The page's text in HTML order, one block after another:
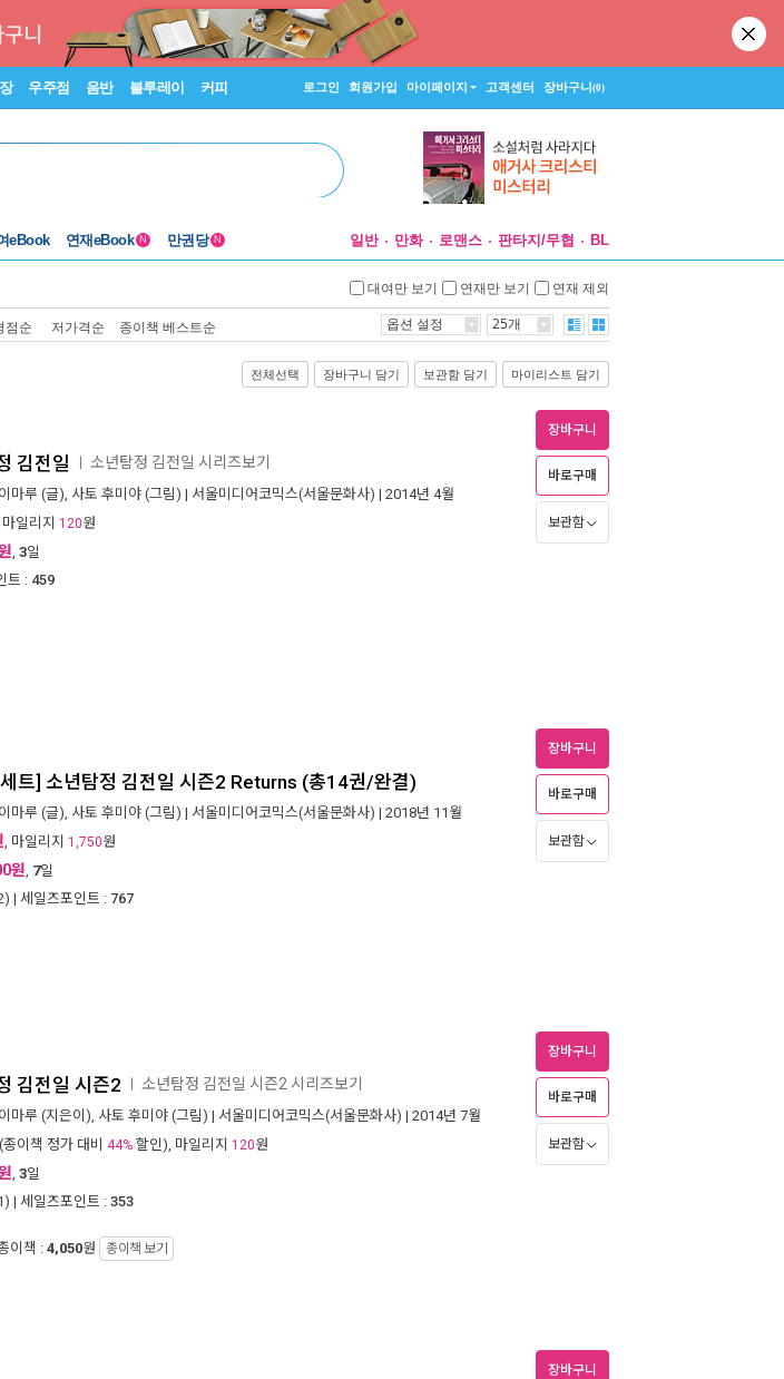
우주점 음반 블루레이 커피 로그인 회원가입 마이페이지 고객센터 장바구니(0)
eBook 연재eBook N 만권당 N 일반 만화 로맨스 판타지/무협 BL
대여만 보기 연재만 보기 연재 제외
점순 저가격순 종이책 베스트순 옵션 설정 25개
전체선택 장바구니 담기 보관함 담기 마이리스트 담기
김전일 소년탐정 김전일 시리즈보기
마루 (글), 사토 후미야 (그림) | 서울미디어코믹스(서울문화사) | 2014년 4월
일리지 120원
, 3일
트 : 459
장바구니
바로구매
보관함
트] 소년탐정 김전일 시즌2 Returns (총14권/완결)
마루 (글), 사토 후미야 (그림) | 서울미디어코믹스(서울문화사) | 2018년 11월
, 마일리지 1,750원
원, 7일
) | 세일즈포인트 : 767
장바구니
바로구매
보관함
김전일 시즌2 소년탐정 김전일 시즌2 시리즈보기
마루 (지은이), 사토 후미야 (그림) | 서울미디어코믹스(서울문화사) | 2014년 7월
(종이책 정가 대비 44% 할인), 마일리지 120원
, 3일
) | 세일즈포인트 : 353
이책 : 4,050원 종이책 보기
장바구니
바로구매
보관함
장바구니